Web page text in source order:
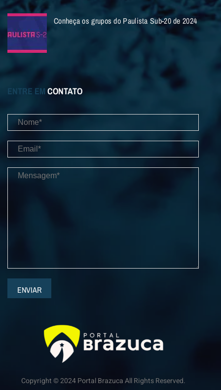
Conheça os grupos do Paulista Sub-20 de 2024
ENTRE EM CONTATO
ENVIAR
Copyright © 2024 Portal Brazuca All Rights Reserved.